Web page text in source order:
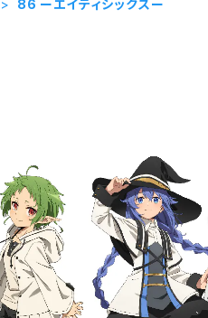
86 ーエイティシックスー